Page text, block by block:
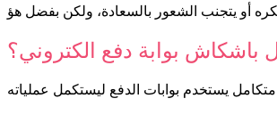
أو يتجنب الشعور بالسعادة، ولكن بفضل هؤ
باشكاش بوابة دفع الكتروني؟
يستخدم بوابات الدفع ليستكمل عملياته